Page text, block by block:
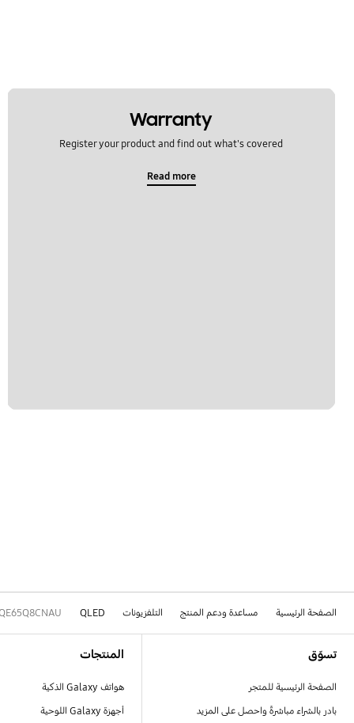
Warranty
Register your product and find out what's covered
Read more
الصفحة الرئيسية مساعدة ودعم المنتج التلفزيونات QLED
تسوّق
الصفحة الرئيسية للمتجر
بادر بالشراء مباشرةً واحصل على المزيد
المنتجات
هواتف Galaxy الذكية
أجهزة Galaxy اللوحية